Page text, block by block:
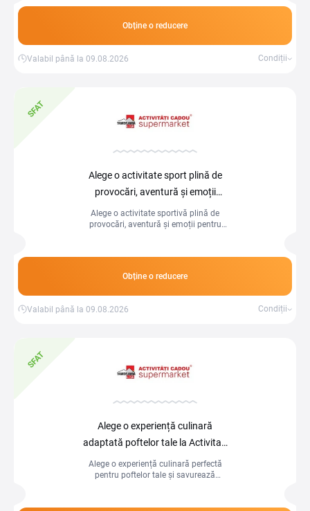
avantajoase.
Obține o reducere
Valabil până la 09.08.2026 Condiții
SFAT
Alege o activitate sport plină de
provocări, aventură și emoții
la Activitati cadou
Alege o activitate sportivă plină de
provocări, aventură și emoții pentru
Obține o reducere
Valabil până la 09.08.2026 Condiții
SFAT
Alege o experiență culinară
adaptată poftelor tale la Activitati
cadou
Alege o experiență culinară perfectă
pentru poftelor tale și savurează